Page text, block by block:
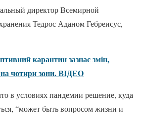
директор Всемирной
Тедрос Аданом Гебреисус,
карантин зазнає змін,
чотири зони. ВІДЕО
в условиях пандемии решение, куда
“может быть вопросом жизни и